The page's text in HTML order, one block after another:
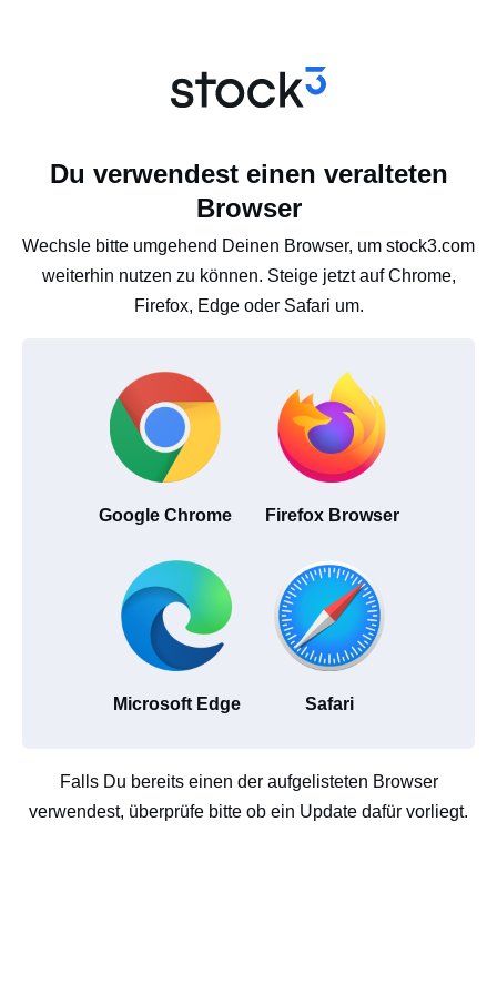
Du verwendest einen veralteten
Browser
Wechsle bitte umgehend Deinen Browser, um stock3.com
weiterhin nutzen zu können. Steige jetzt auf Chrome,
Firefox, Edge oder Safari um.
Google Chrome Firefox Browser
Microsoft Edge Safari
Falls Du bereits einen der aufgelisteten Browser
verwendest, überprüfe bitte ob ein Update dafür vorliegt.